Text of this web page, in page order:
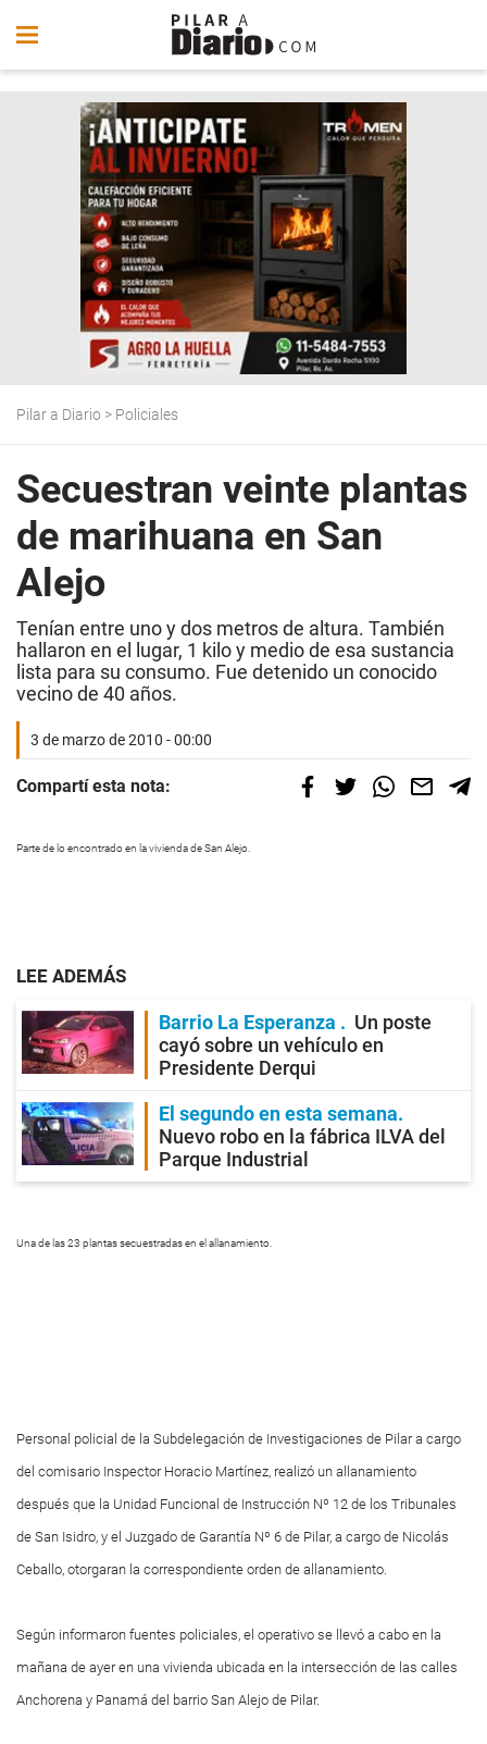
Pilar a Diario > Policiales
Secuestran veinte plantas
de marihuana en San
Alejo
Tenían entre uno y dos metros de altura. También
hallaron en el lugar, 1 kilo y medio de esa sustancia
lista para su consumo. Fue detenido un conocido
vecino de 40 años.
3 de marzo de 2010 - 00:00
Compartí esta nota:
Parte de lo encontrado en la vivienda de San Alejo.
LEE ADEMÁS
Barrio La Esperanza
Un poste
cayó sobre un vehículo en
Presidente Derqui
El segundo en esta semana
Nuevo robo en la fábrica ILVA del
Parque Industrial
Una de las 23 plantas secuestradas en el allanamiento.
Personal policial de la Subdelegación de Investigaciones de Pilar a cargo
del comisario Inspector Horacio Martínez, realizó un allanamiento
después que la Unidad Funcional de Instrucción Nº 12 de los Tribunales
de San Isidro, y el Juzgado de Garantía Nº 6 de Pilar, a cargo de Nicolás
Ceballo, otorgaran la correspondiente orden de allanamiento.
Según informaron fuentes policiales, el operativo se llevó a cabo en la
mañana de ayer en una vivienda ubicada en la intersección de las calles
Anchorena y Panamá del barrio San Alejo de Pilar.